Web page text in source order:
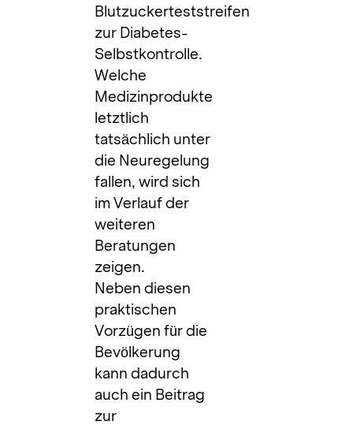
Blutzuckerteststreifen
zur Diabetes-
Selbstkontrolle.
Welche
Medizinprodukte
letztlich
tatsächlich unter
die Neuregelung
fallen, wird sich
im Verlauf der
weiteren
Beratungen
zeigen.
Neben diesen
praktischen
Vorzügen für die
Bevölkerung
kann dadurch
auch ein Beitrag
zur